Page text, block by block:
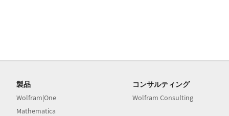
製品
Wolfram|One
Mathematica
コンサルティング
Wolfram Consulting